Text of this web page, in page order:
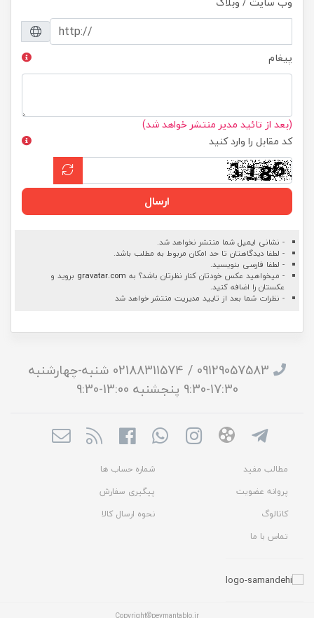
پیغام
(بعد از تائید مدیر منتشر خواهد شد)
کد مقابل را وارد کنید
ارسال
- نشانی ایمیل شما منتشر نخواهد شد.
- لطفا دیدگاهتان تا حد امکان مربوط به مطلب باشد.
- لطفا فارسی بنویسید.
- میخواهید عکس خودتان کنار نظرتان باشد؟ به gravatar.com بروید و
عکستان را اضافه کنید.
- نظرات شما بعد از تایید مدیریت منتشر خواهد شد
09129057583 / 02188311574 شنبه-چهارشنبه
17:30-9:30 پنجشنبه 13:00-9:30
مطالب مفید
شماره حساب ها
پروانه عضویت
پیگیری سفارش
کاتالوگ
نحوه ارسال کالا
تماس با ما